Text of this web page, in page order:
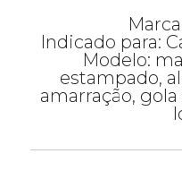
Indicado para:
Modelo:
estampado,
amarração,